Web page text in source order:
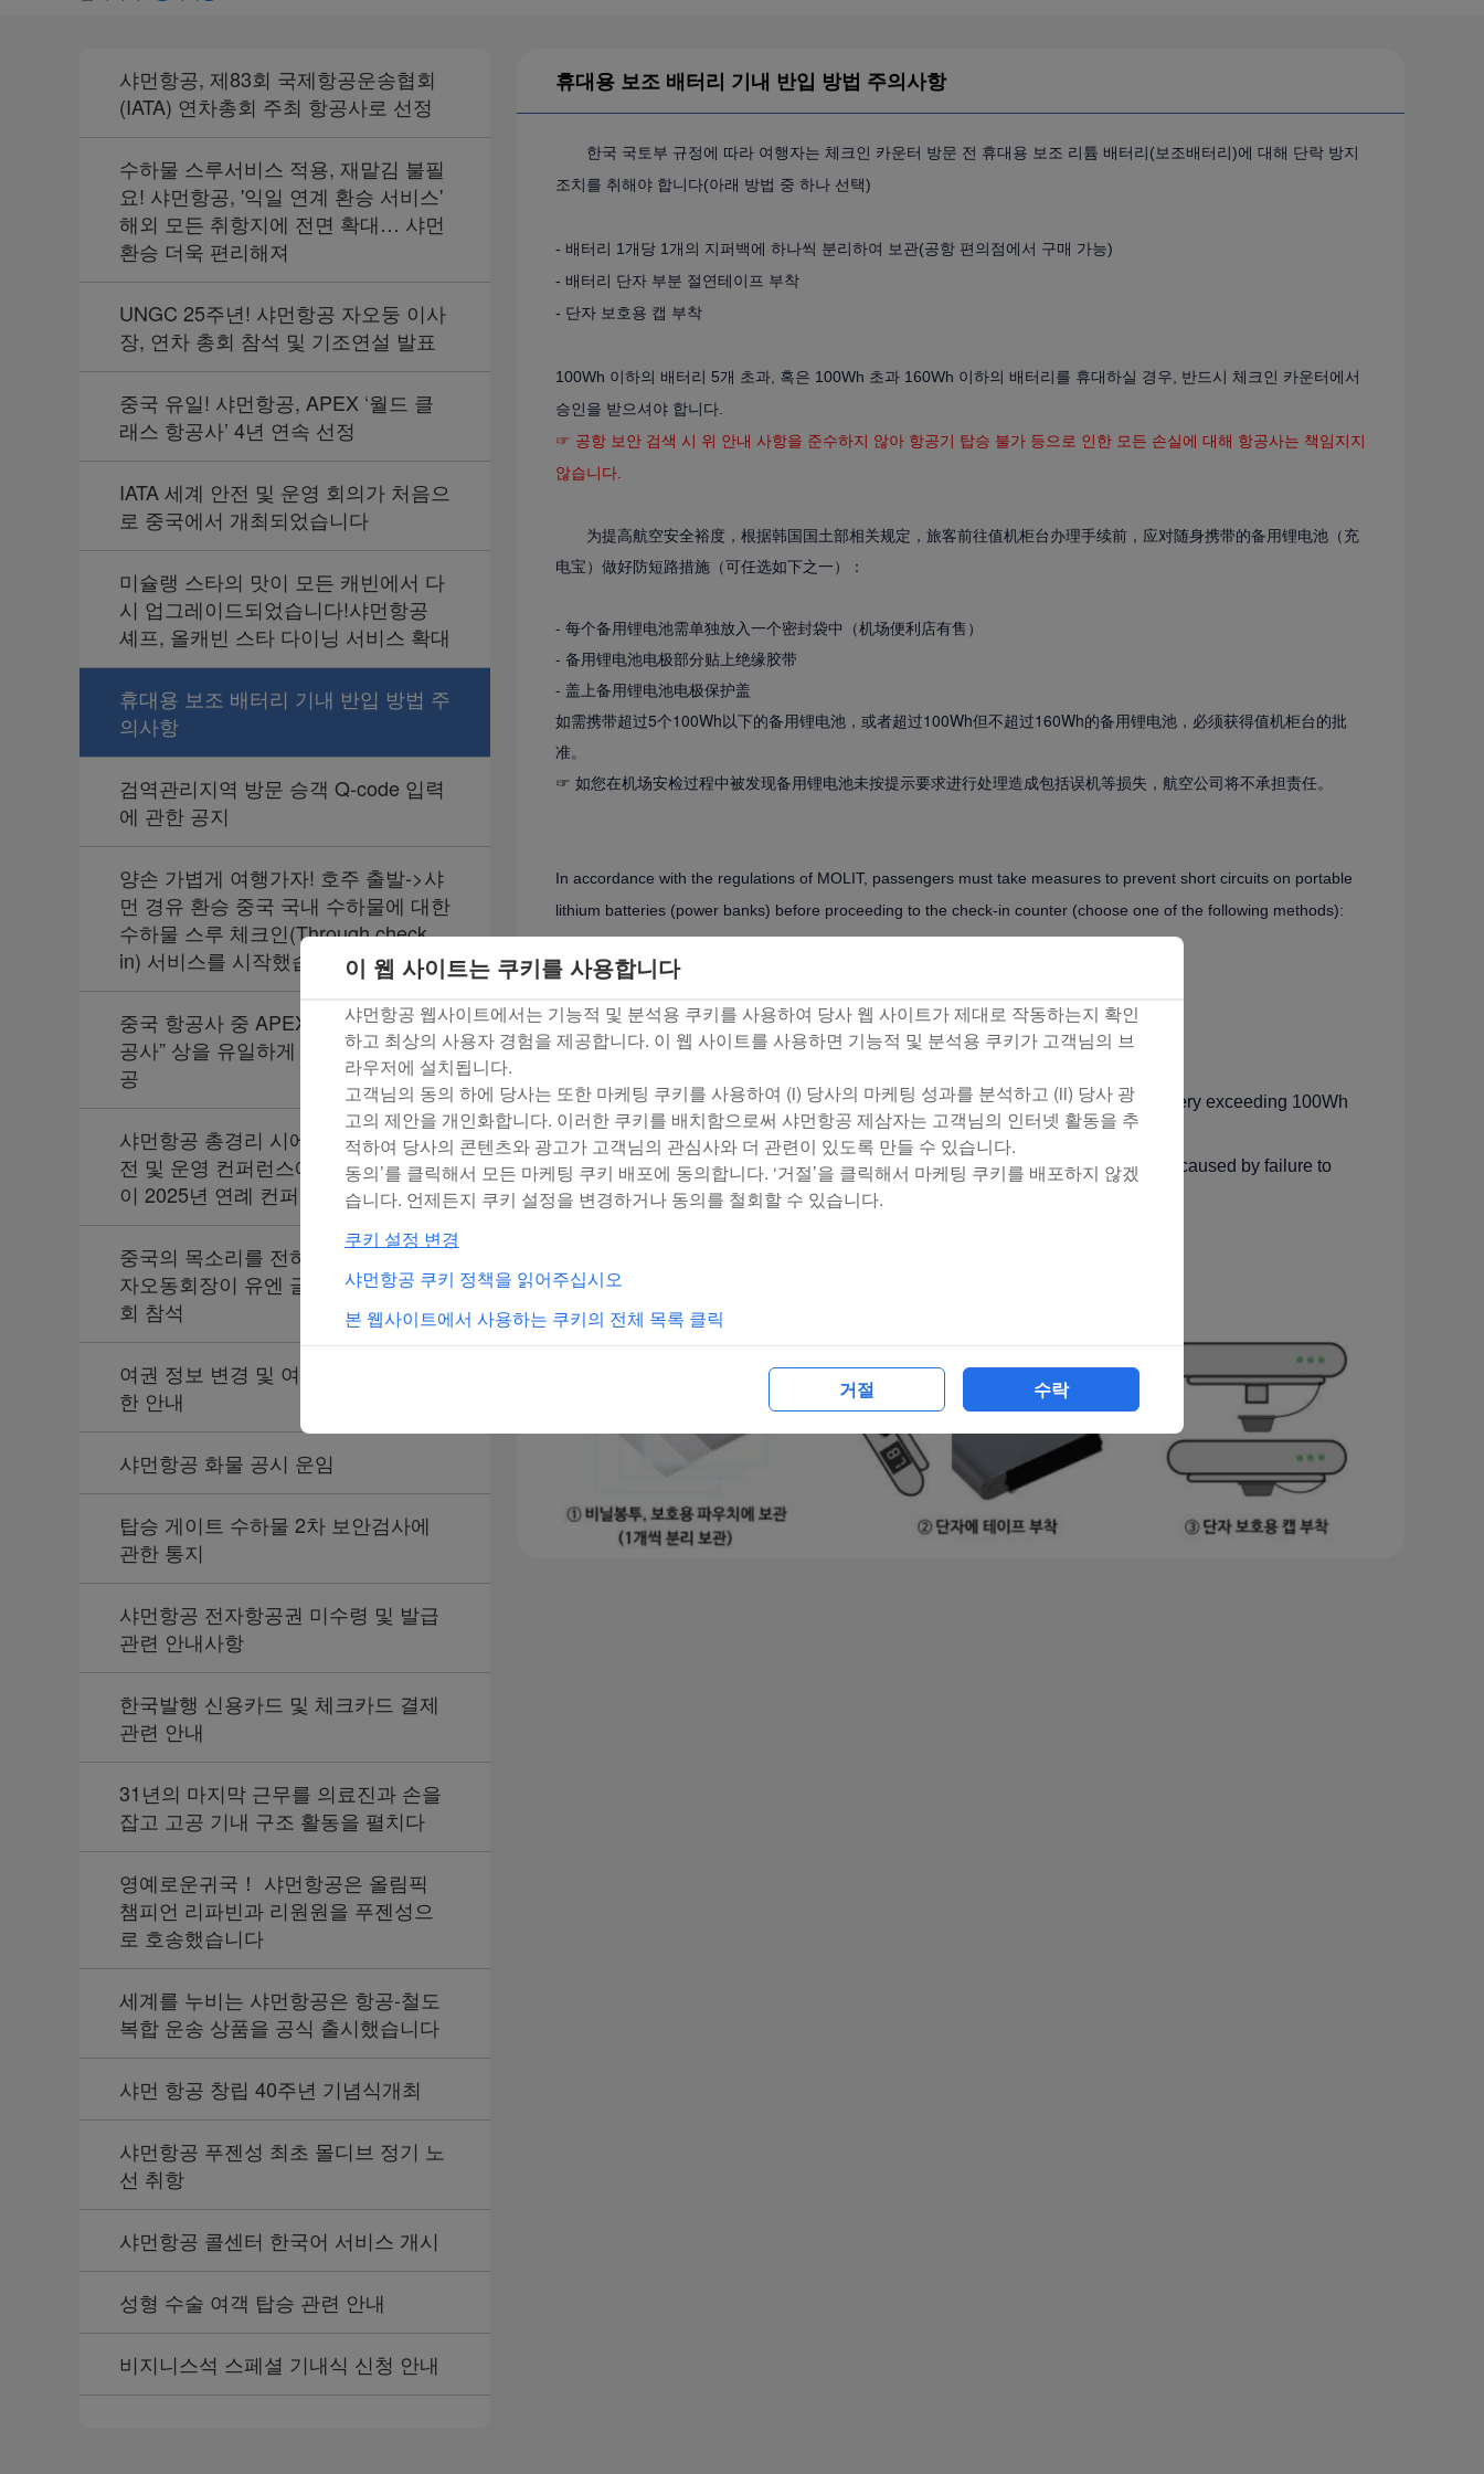
샤먼항공, 제83회 국제항공운송협회
(IATA) 연차총회 주최 항공사로 선정
수하물 스루서비스 적용, 재맡김 불필
요! 샤먼항공, '익일 연계 환승 서비스'
해외 모든 취항지에 전면 확대… 샤먼
환승 더욱 편리해져
UNGC 25주년! 샤먼항공 자오둥 이사
장, 연차 총회 참석 및 기조연설 발표
중국 유일! 샤먼항공, APEX ‘월드 클
래스 항공사’ 4년 연속 선정
IATA 세계 안전 및 운영 회의가 처음으
로 중국에서 개최되었습니다
미슐랭 스타의 맛이 모든 캐빈에서 다
시 업그레이드되었습니다!샤먼항공
셰프, 올캐빈 스타 다이닝 서비스 확대
휴대용 보조 배터리 기내 반입 방법 주
의사항
검역관리지역 방문 승객 Q-code 입력
에 관한 공지
양손 가볍게 여행가자! 호주 출발->샤
먼 경유 환승 중국 국내 수하물에 대한
수하물 스루 체크인(Through check
in) 서비스를 시작했습니다
중국 항공사 중 APEX “월드 클래스 항
공사” 상을 유일하게 재수상한 샤먼항
공
샤먼항공 총경리 시에빙, IATA 세계 안
전 및 운영 컨퍼런스에 참석, 샤먼항공
이 2025년 연례 컨퍼런스 개최 발표
중국의 목소리를 전하라! 샤먼항공의
자오동회장이 유엔 글로벌 계약 이사
회 참석
여권 정보 변경 및 여권 유효기간에 관
한 안내
샤먼항공 화물 공시 운임
탑승 게이트 수하물 2차 보안검사에
관한 통지
샤먼항공 전자항공권 미수령 및 발급
관련 안내사항
한국발행 신용카드 및 체크카드 결제
관련 안내
31년의 마지막 근무를 의료진과 손을
잡고 고공 기내 구조 활동을 펼치다
영예로운귀국！ 샤먼항공은 올림픽
챔피언 리파빈과 리원원을 푸젠성으
로 호송했습니다
세계를 누비는 샤먼항공은 항공-철도
복합 운송 상품을 공식 출시했습니다
샤먼 항공 창립 40주년 기념식개최
샤먼항공 푸젠성 최초 몰디브 정기 노
선 취항
샤먼항공 콜센터 한국어 서비스 개시
성형 수술 여객 탑승 관련 안내
비지니스석 스페셜 기내식 신청 안내
휴대용 보조 배터리 기내 반입 방법 주의사항
한국 국토부 규정에 따라 여행자는 체크인 카운터 방문 전 휴대용 보조 리튬 배터리(보조배터리)에 대해 단락 방지
조치를 취해야 합니다(아래 방법 중 하나 선택)
- 배터리 1개당 1개의 지퍼백에 하나씩 분리하여 보관(공항 편의점에서 구매 가능)
- 배터리 단자 부분 절연테이프 부착
- 단자 보호용 캡 부착
100Wh 이하의 배터리 5개 초과, 혹은 100Wh 초과 160Wh 이하의 배터리를 휴대하실 경우, 반드시 체크인 카운터에서
승인을 받으셔야 합니다.
☞ 공항 보안 검색 시 위 안내 사항을 준수하지 않아 항공기 탑승 불가 등으로 인한 모든 손실에 대해 항공사는 책임지지
않습니다.
为提高航空安全裕度，根据韩国国土部相关规定，旅客前往值机柜台办理手续前，应对随身携带的备用锂电池（充
电宝）做好防短路措施（可任选如下之一）：
- 每个备用锂电池需单独放入一个密封袋中（机场便利店有售）
- 备用锂电池电极部分贴上绝缘胶带
- 盖上备用锂电池电极保护盖
如需携带超过5个100Wh以下的备用锂电池，或者超过100Wh但不超过160Wh的备用锂电池，必须获得值机柜台的批
准。
☞ 如您在机场安检过程中被发现备用锂电池未按提示要求进行处理造成包括误机等损失，航空公司将不承担责任。
In accordance with the regulations of MOLIT, passengers must take measures to prevent short circuits on portable
lithium batteries (power banks) before proceeding to the check-in counter (choose one of the following methods):
- Each portable battery in a plastic bag (available at airport convenience stores)
- Insulate the battery terminals with tape
- Attach terminal protection caps
If you are carrying more than 5 batteries with a capacity of 100Wh or less, or battery exceeding 100Wh
but not exceeding 160Wh, you must obtain approval at the check-in counter.
☞ The airline will not be responsible for any losses, including missing the flight, caused by failure to
comply with the above guidelines during airport security screening.
이 웹 사이트는 쿠키를 사용합니다
샤먼항공 웹사이트에서는 기능적 및 분석용 쿠키를 사용하여 당사 웹 사이트가 제대로 작동하는지 확인
하고 최상의 사용자 경험을 제공합니다. 이 웹 사이트를 사용하면 기능적 및 분석용 쿠키가 고객님의 브
라우저에 설치됩니다.
고객님의 동의 하에 당사는 또한 마케팅 쿠키를 사용하여 (i) 당사의 마케팅 성과를 분석하고 (ii) 당사 광
고의 제안을 개인화합니다. 이러한 쿠키를 배치함으로써 샤먼항공 제삼자는 고객님의 인터넷 활동을 추
적하여 당사의 콘텐츠와 광고가 고객님의 관심사와 더 관련이 있도록 만들 수 있습니다.
동의’를 클릭해서 모든 마케팅 쿠키 배포에 동의합니다. ‘거절’을 클릭해서 마케팅 쿠키를 배포하지 않겠
습니다. 언제든지 쿠키 설정을 변경하거나 동의를 철회할 수 있습니다.
쿠키 설정 변경
샤먼항공 쿠키 정책을 읽어주십시오
본 웹사이트에서 사용하는 쿠키의 전체 목록 클릭
거절 수락